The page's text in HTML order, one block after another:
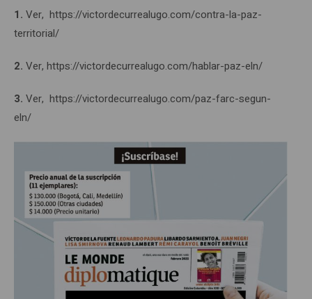
1. Ver, https://victordecurrealugo.com/contra-la-paz-
territorial/
2. Ver, https://victordecurrealugo.com/hablar-paz-eln/
3. Ver, https://victordecurrealugo.com/paz-farc-segun-
eln/